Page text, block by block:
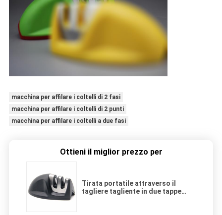
macchina per affilare i coltelli di 2 fasi
macchina per affilare i coltelli di 2 punti
macchina per affilare i coltelli a due fasi
Ottieni il miglior prezzo per
Tirata portatile attraverso il
tagliere tagliente in due tappe